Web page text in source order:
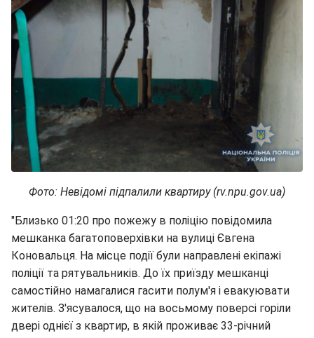
Фото: Невідомі підпалили квартиру (rv.npu.gov.ua)
"Близько 01:20 про пожежу в поліцію повідомила
мешканка багатоповерхівки на вулиці Євгена
Коновальця. На місце події були направлені екіпажі
поліції та рятувальників. До їх приїзду мешканці
самостійно намагалися гасити полум'я і евакуювати
жителів. З'ясувалося, що на восьмому поверсі горіли
двері однієї з квартир, в якій проживає 33-річний